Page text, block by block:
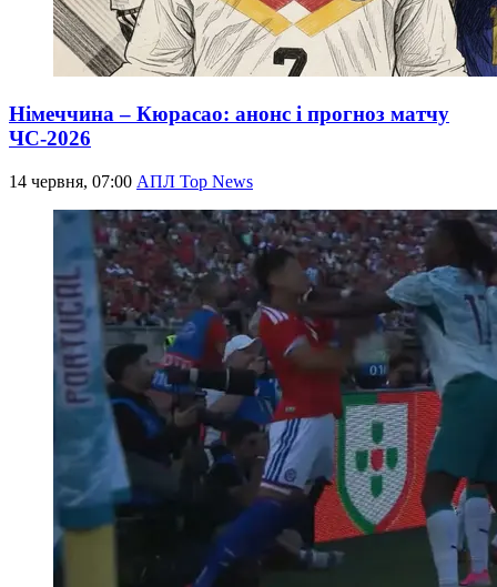
Німеччина – Кюрасао: анонс і прогноз матчу
ЧС-2026
14 червня, 07:00 АПЛ Top News